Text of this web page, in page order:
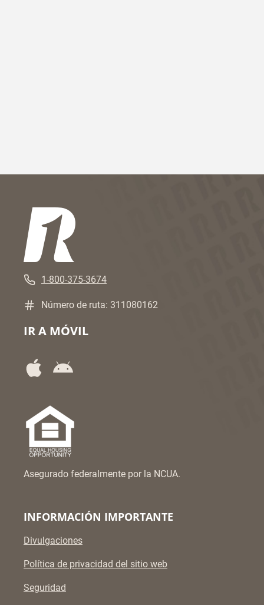
1-800-375-3674
Número de ruta: 311080162
IR A MÓVIL
Asegurado federalmente por la NCUA.
INFORMACIÓN IMPORTANTE
Divulgaciones
Política de privacidad del sitio web
Seguridad